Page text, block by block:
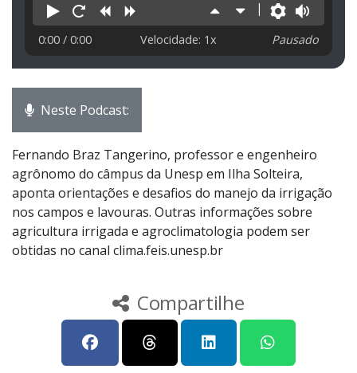
Reproduzir
ReiniciarRetroceder
Aumentar
velocidade
Diminuir
velocidade
0:00 / 0:00 Velocidade: 1x Pausado
Neste Podcast:
Fernando Braz Tangerino, professor e engenheiro
agrônomo do câmpus da Unesp em Ilha Solteira,
aponta orientações e desafios do manejo da irrigação
nos campos e lavouras. Outras informações sobre
agricultura irrigada e agroclimatologia podem ser
obtidas no canal clima.feis.unesp.br
Compartilhe